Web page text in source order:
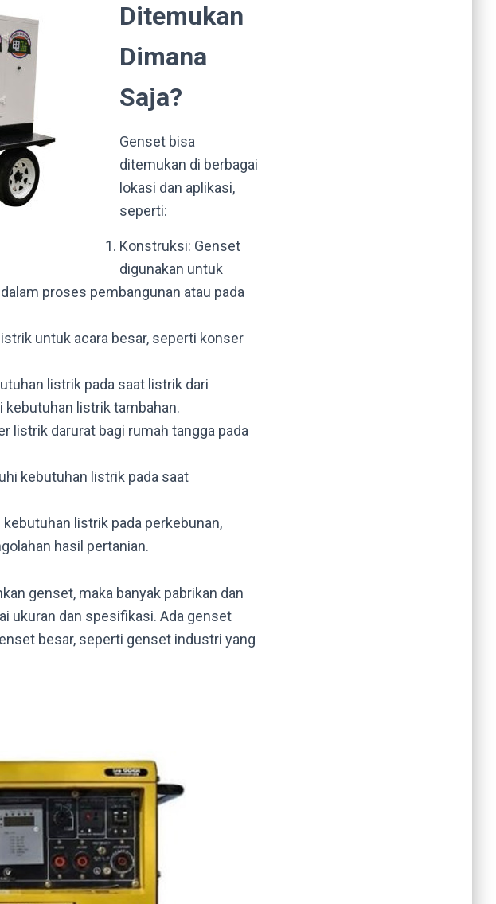
Ditemukan
Dimana
Saja?
Genset bisa
ditemukan di berbagai
lokasi dan aplikasi,
seperti:
Konstruksi: Genset
digunakan untuk
proses pembangunan atau pada
untuk acara besar, seperti konser
listrik pada saat listrik dari
kebutuhan listrik tambahan.
listrik darurat bagi rumah tangga pada
kebutuhan listrik pada saat
listrik pada perkebunan,
hasil pertanian.
genset, maka banyak pabrikan dan
ukuran dan spesifikasi. Ada genset
besar, seperti genset industri yang